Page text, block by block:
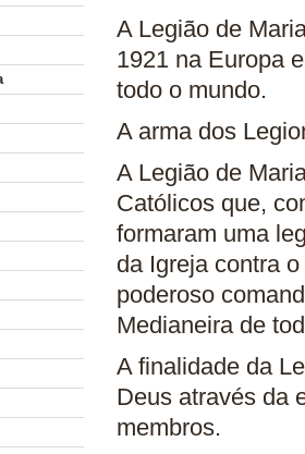
A Legião de
1921 na Europa
todo o mundo.
A arma dos
A Legião de
Católicos que,
formaram uma
da Igreja contra
poderoso
Medianeira de
A finalidade da
Deus através da
membros.